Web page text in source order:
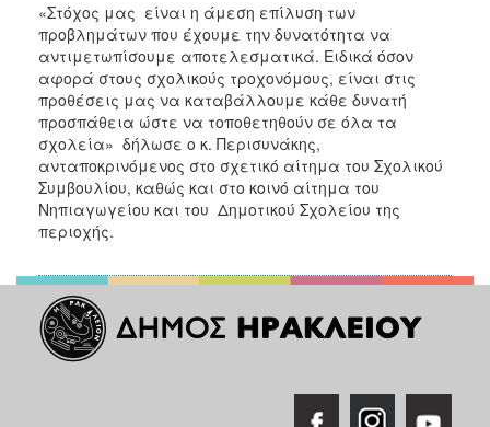
«Στόχος μας είναι η άμεση επίλυση των
προβλημάτων που έχουμε την δυνατότητα να
αντιμετωπίσουμε αποτελεσματικά. Ειδικά όσον
αφορά στους σχολικούς τροχονόμους, είναι στις
προθέσεις μας να καταβάλλουμε κάθε δυνατή
προσπάθεια ώστε να τοποθετηθούν σε όλα τα
σχολεία» δήλωσε ο κ. Περισυνάκης,
ανταποκρινόμενος στο σχετικό αίτημα του Σχολικού
Συμβουλίου, καθώς και στο κοινό αίτημα του
Νηπιαγωγείου και του Δημοτικού Σχολείου της
περιοχής.